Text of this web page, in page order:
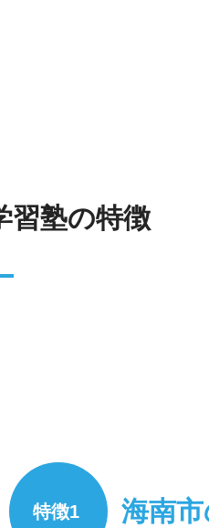
習塾の特徴
海南